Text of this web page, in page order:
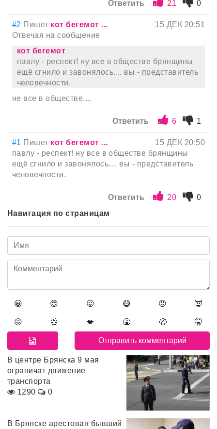
Ответить 21 0
#2 Пишет кот бегемот ...
15 ДЕК 20:51
Отвечая на сообщение
кот бегемот
павлу - респект! ну все в обществе брянщины
ещё сгнило и завонялось.... вы - представитель
человечности.
не все в обществе....
Ответить 6 1
#1 Пишет кот бегемот ...
15 ДЕК 20:50
павлу - респект! ну все в обществе брянщины
ещё сгнило и завонялось.... вы - представитель
человечности.
Ответить 20
0
Навигация по страницам
😀 😍 😛 😷 😡 👿
😖 💩 💋 🤮 🤑 🤫
В центре Брянска 9 мая
ограничат движение
транспорта
1290
0
В Брянске арестован бывший